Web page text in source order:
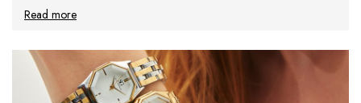
Read more